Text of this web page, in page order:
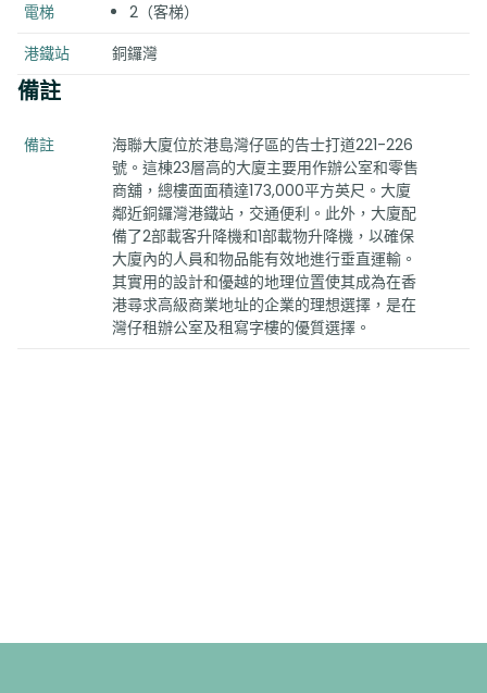
電梯
2（客梯）
港鐵站
銅鑼灣
備註
備註
海聯大廈位於港島灣仔區的告士打道221-226
號。這棟23層高的大廈主要用作辦公室和零售
商舖，總樓面面積達173,000平方英尺。大廈
鄰近銅鑼灣港鐵站，交通便利。此外，大廈配
備了2部載客升降機和1部載物升降機，以確保
大廈內的人員和物品能有效地進行垂直運輸。
其實用的設計和優越的地理位置使其成為在香
港尋求高級商業地址的企業的理想選擇，是在
灣仔租辦公室及租寫字樓的優質選擇。